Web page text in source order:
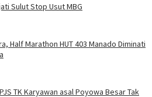
Sulut Stop Usut MBG
Half Marathon HUT 403 Manado Diminati
TK Karyawan asal Poyowa Besar Tak